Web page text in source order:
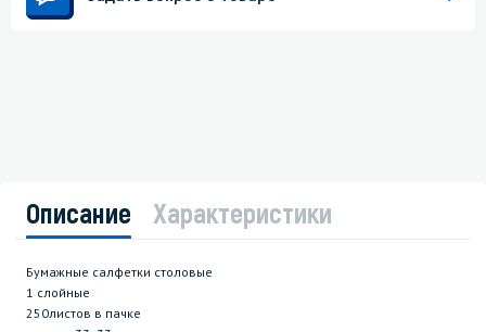
Описание Характеристики
Бумажные салфетки столовые
1 слойные
250листов в пачке